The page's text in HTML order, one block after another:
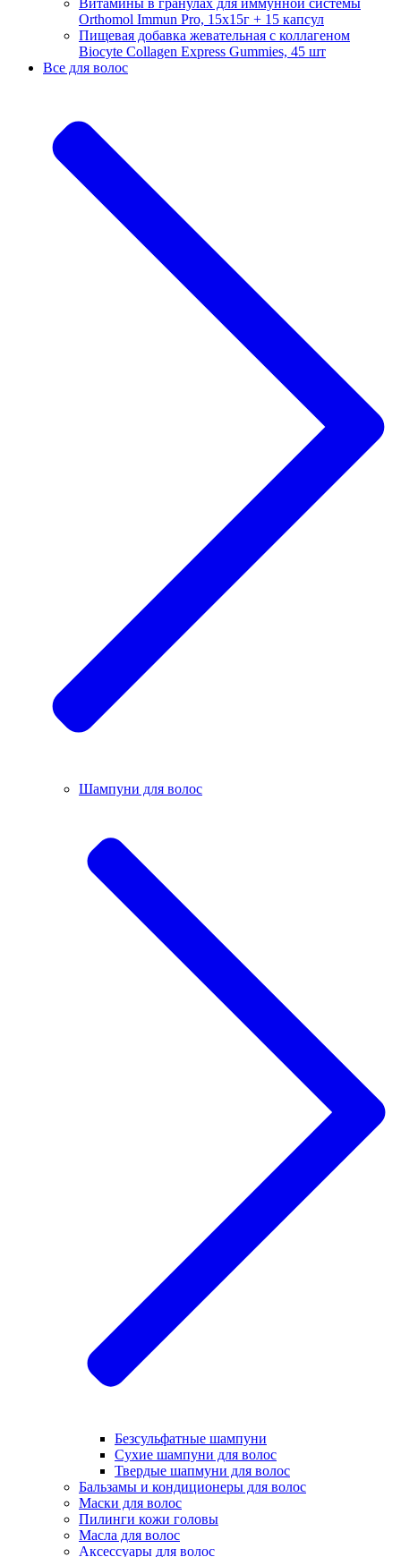
Orthomol Immun Pro, 15х15г + 15 капсул
Пищевая добавка жевательная с коллагеном
Biocyte Collagen Express Gummies, 45 шт
Все для волос
Шампуни для волос
Безсульфатные шампуни
Сухие шампуни для волос
Твердые шапмуни для волос
Бальзамы и кондиционеры для волос
Маски для волос
Пилинги кожи головы
Масла для волос
Аксессуары для волос